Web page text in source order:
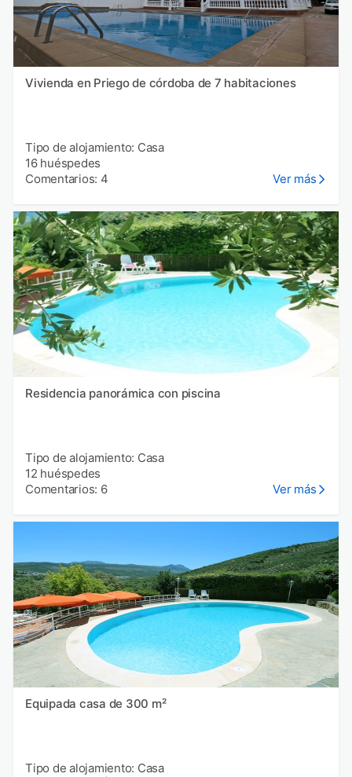
Vivienda en Priego de córdoba de 7 habitaciones
Tipo de alojamiento: Casa
16 huéspedes
Comentarios: 4
Ver más
Residencia panorámica con piscina
Tipo de alojamiento: Casa
12 huéspedes
Comentarios: 6
Ver más
Equipada casa de 300 m²
Tipo de alojamiento: Casa